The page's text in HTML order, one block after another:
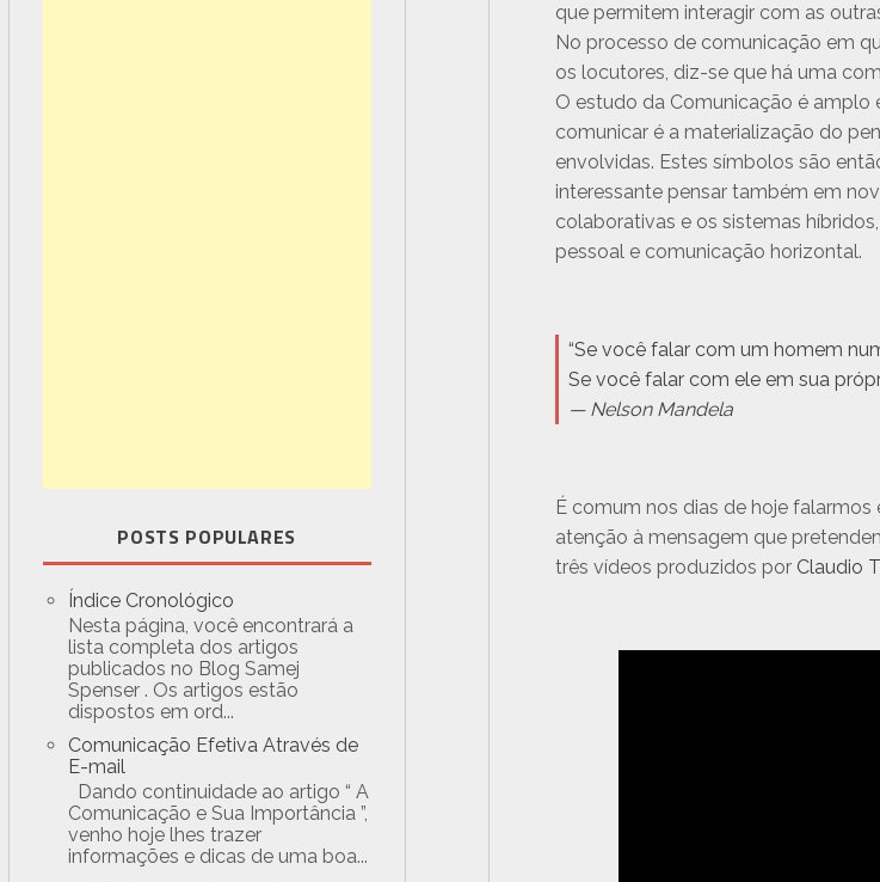
POSTS POPULARES
Índice Cronológico
Nesta página, você encontrará a
lista completa dos artigos
publicados no Blog Samej
Spenser . Os artigos estão
dispostos em ord...
Comunicação Efetiva Através de
E-mail
Dando continuidade ao artigo “ A
Comunicação e Sua Importância ”,
venho hoje lhes trazer
informações e dicas de uma boa...
que permitem interagir com as
No processo de comunicação em
os locutores, diz-se que há uma
O estudo da Comunicação é amplo
comunicar é a materialização do
envolvidas. Estes símbolos são
interessante pensar também em
colaborativas e os sistemas
pessoal e comunicação horizontal.
“Se você falar com um homem
Se você falar com ele em sua
— Nelson Mandela
É comum nos dias de hoje
atenção à mensagem que
três vídeos produzidos por Claudio